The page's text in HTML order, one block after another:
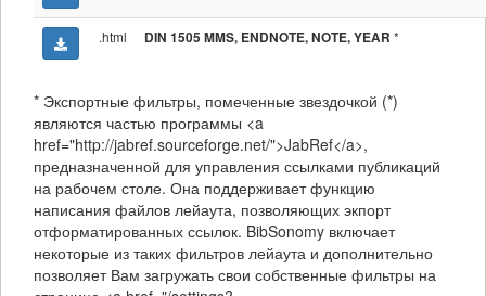
.html DIN 1505 MMS, ENDNOTE, NOTE, YEAR *
* Экспортные фильтры, помеченные звездочкой (*)
являются частью программы <a
href="http://jabref.sourceforge.net/">JabRef</a>,
предназначенной для управления ссылками публикаций
на рабочем столе. Она поддерживает функцию
написания файлов лейаута, позволяющих экпорт
отформатированных ссылок. BibSonomy включает
некоторые из таких фильтров лейаута и дополнительно
позволяет Вам загружать свои собственные фильтры на